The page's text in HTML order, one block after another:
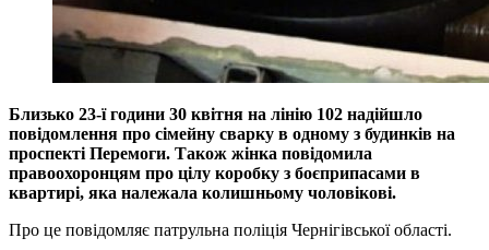
Близько 23-ї години 30 квітня на лінію 102 надійшло
повідомлення про сімейну сварку в одному з будинків на
проспекті Перемоги. Також жінка повідомила
правоохоронцям про цілу коробку з боєприпасами в
квартирі, яка належала колишньому чоловікові.
Про це повідомляє патрульна поліція Чернігівської області.